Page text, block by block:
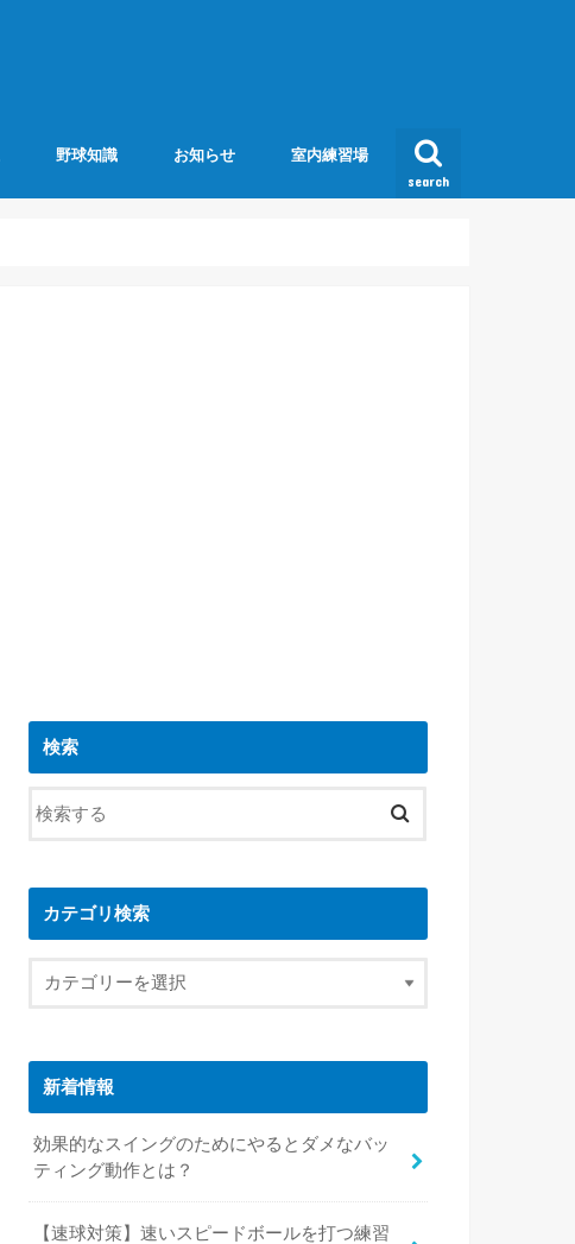
search
野球知識 お知らせ 室内練習場
検索
カテゴリ検索
新着情報
効果的なスイングのためにやるとダメなバッ
ティング動作とは？
【速球対策】速いスピードボールを打つ練習